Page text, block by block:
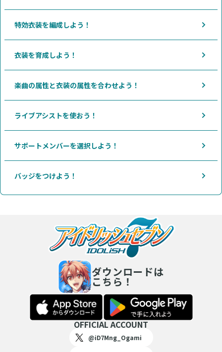
特効衣装を編成しよう！
衣装を育成しよう！
楽曲の属性と衣装の属性を合わせよう！
ライブアシストを使おう！
サポートメンバーを選択しよう！
バッジをつけよう！
ダウンロードは
こちら！
OFFICIAL ACCOUNT
@iD7Mng_Ogami